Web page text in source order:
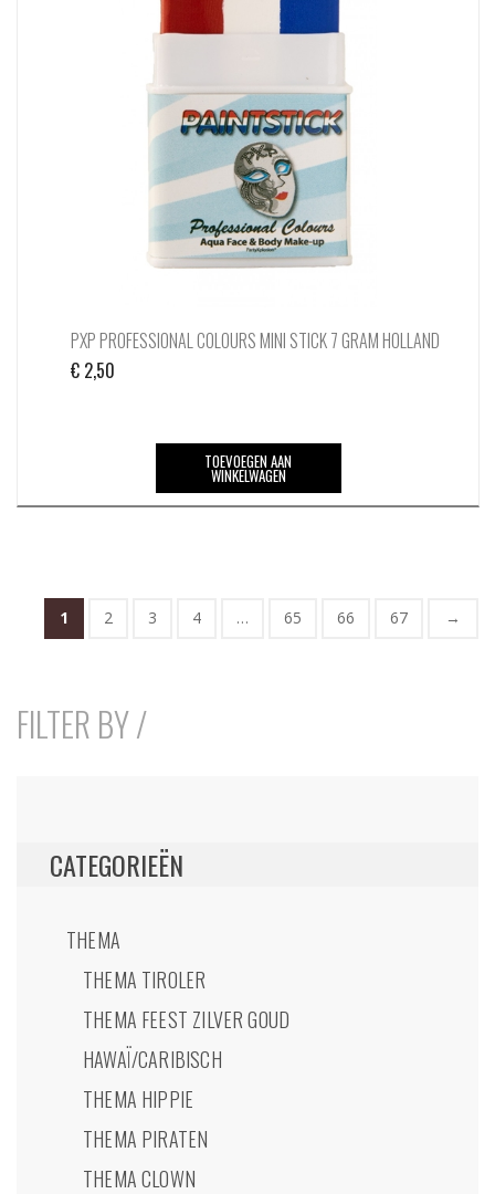
PXP PROFESSIONAL COLOURS MINI STICK 7 GRAM HOLLAND
€ 2,50
TOEVOEGEN AAN
WINKELWAGEN
1 2 3 4 … 65 66 67 →
FILTER BY /
CATEGORIEËN
THEMA
THEMA TIROLER
THEMA FEEST ZILVER GOUD
HAWAÏ/CARIBISCH
THEMA HIPPIE
THEMA PIRATEN
THEMA CLOWN